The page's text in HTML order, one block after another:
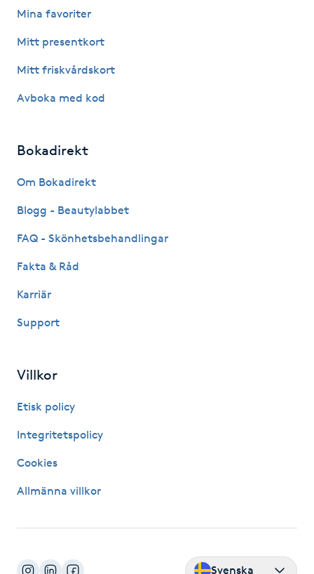
Huduppstramning
Hyaluronsyra
Hyperhidros
Hårborttagning
Hälsprickor
IPL
Mina favoriter
Mitt presentkort
Mitt friskvårdskort
Avboka med kod
Bokadirekt
Om Bokadirekt
Blogg - Beautylabbet
FAQ - Skönhetsbehandlingar
Fakta & Råd
Karriär
Support
Villkor
Etisk policy
Integritetspolicy
Cookies
Allmänna villkor
Svenska